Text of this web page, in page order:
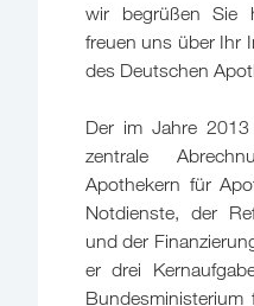
wir begrüßen Sie
freuen uns über Ihr
des Deutschen
Der im Jahre
zentrale
Apothekern für
Notdienste, der
und der
er drei
Bundesministerium